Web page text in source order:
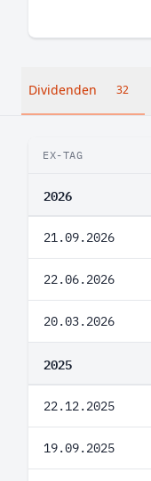
Dividenden 32
EX-TAG
2026
21.09.2026
22.06.2026
20.03.2026
2025
22.12.2025
19.09.2025